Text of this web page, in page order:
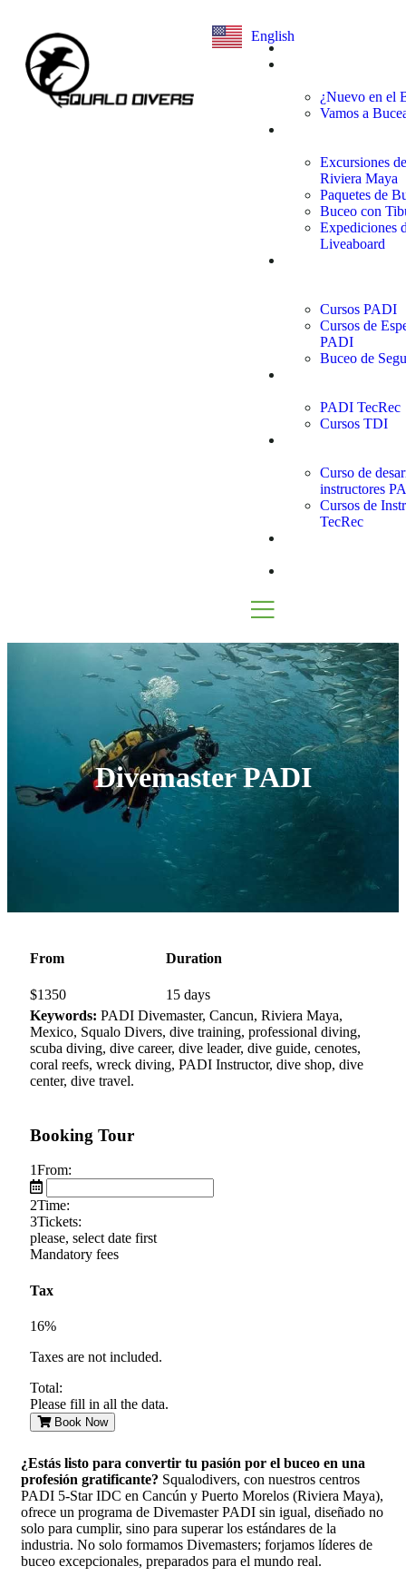
English
¿Nuevo en el
Vamos a
Excursiones
Riviera Maya
Paquetes de
Buceo con
Expediciones
Liveaboard
Cursos PADI
Cursos de
PADI
Buceo de
PADI TecRec
Cursos TDI
Curso de
instructores
Cursos de
TecRec
Divemaster PADI
From
$1350
Duration
15 days
Keywords: PADI Divemaster, Cancun, Riviera Maya,
Mexico, Squalo Divers, dive training, professional diving,
scuba diving, dive career, dive leader, dive guide, cenotes,
coral reefs, wreck diving, PADI Instructor, dive shop, dive
center, dive travel.
Booking Tour
1From:
2Time:
3Tickets:
please, select date first
Mandatory fees
Tax
16%
Taxes are not included.
Total:
Please fill in all the data.
Book Now
¿Estás listo para convertir tu pasión por el buceo en una
profesión gratificante? Squalodivers, con nuestros centros
PADI 5-Star IDC en Cancún y Puerto Morelos (Riviera Maya),
ofrece un programa de Divemaster PADI sin igual, diseñado no
solo para cumplir, sino para superar los estándares de la
industria. No solo formamos Divemasters; forjamos líderes de
buceo excepcionales, preparados para el mundo real.